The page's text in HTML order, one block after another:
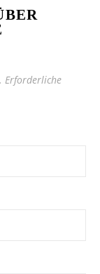
Erforderliche